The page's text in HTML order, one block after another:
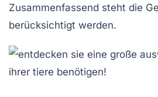
Zusammenfassend steht die
berücksichtigt werden.